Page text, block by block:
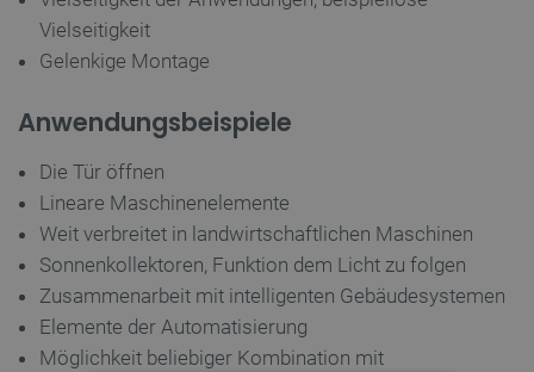
Vielseitigkeit
Gelenkige Montage
Anwendungsbeispiele
Die Tür öffnen
Lineare Maschinenelemente
Weit verbreitet in landwirtschaftlichen Maschinen
Sonnenkollektoren, Funktion dem Licht zu folgen
Zusammenarbeit mit intelligenten Gebäudesystemen
Elemente der Automatisierung
Möglichkeit beliebiger Kombination mit